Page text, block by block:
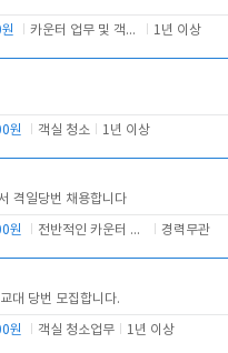
카운터 업무 및 객실관리(청소상태 확인, 객실판매) 1년 이상
원 객실 청소 1년 이상
격일당번 채용합니다
원 전반적인 카운터 업무 경력무관
대 당번 모집합니다.
원 객실 청소업무 1년 이상